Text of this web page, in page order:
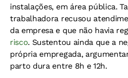
instalações, em área pública.
trabalhadora recusou
da empresa e que não havia
risco. Sustentou ainda que a
própria empregada,
parto dura entre 8h e 12h.